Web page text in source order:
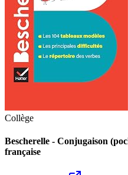
Collège
Bescherelle - Conjugaison
française